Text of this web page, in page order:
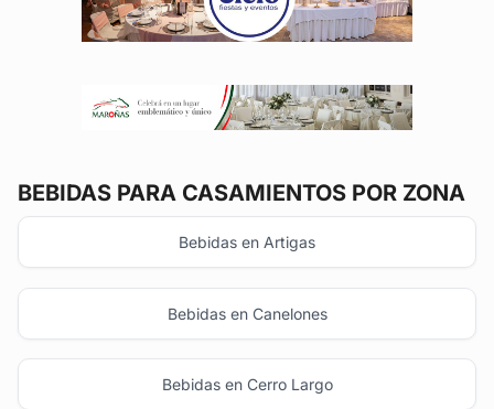
BEBIDAS PARA CASAMIENTOS POR ZONA
Bebidas en Artigas
Bebidas en Canelones
Bebidas en Cerro Largo